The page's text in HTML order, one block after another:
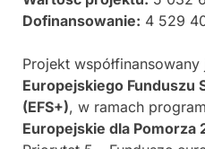
Dofinansowanie: 4 529
Projekt
Europejskiego Funduszu
(EFS+), w ramach
Europejskie dla Pomorza